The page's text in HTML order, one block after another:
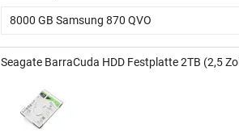
8000 GB Samsung 870 QVO
Seagate BarraCuda HDD Festplatte 2TB (2,5